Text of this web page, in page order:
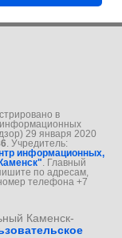
в
информационных
29 января 2020
. Учредитель:
информационных,
. Главный
по адресам,
телефона +7
Каменск-